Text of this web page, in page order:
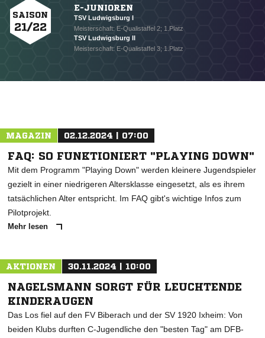
NACHRICHT SENDEN
* Pflichtfelder
SAISON
21/22
E-JUNIOREN
TSV Ludwigsburg I
Meisterschaft: E-Qualistaffel 2; 1.Platz
TSV Ludwigsburg II
Meisterschaft: E-Qualistaffel 3; 1.Platz
MAGAZIN 02.12.2024 | 07:00
FAQ: SO FUNKTIONIERT "PLAYING DOWN"
Mit dem Programm "Playing Down" werden kleinere Jugendspieler
gezielt in einer niedrigeren Altersklasse eingesetzt, als es ihrem
tatsächlichen Alter entspricht. Im FAQ gibt's wichtige Infos zum
Pilotprojekt.
Mehr lesen
AKTIONEN 30.11.2024 | 10:00
NAGELSMANN SORGT FÜR LEUCHTENDE
KINDERAUGEN
Das Los fiel auf den FV Biberach und der SV 1920 Ixheim: Von
beiden Klubs durften C-Jugendliche den "besten Tag" am DFB-